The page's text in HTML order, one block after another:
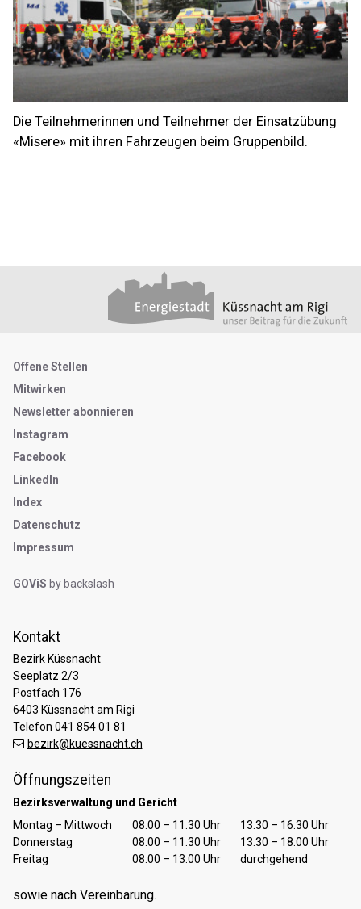
Die Teilnehmerinnen und Teilnehmer der Einsatzübung
«Misere» mit ihren Fahrzeugen beim Gruppenbild.
Kontakt
Bezirk Küssnacht
Seeplatz 2/3
Postfach 176
6403 Küssnacht am Rigi
Telefon 041 854 01 81
bezirk@kuessnacht.ch
Öffnungszeiten
Bezirksverwaltung und Gericht
TagÖffnungszeiten Vormittag Öffnungszeiten Nachmittag
Montag – Mittwoch 08.00 – 11.30 Uhr
13.30 – 16.30 Uhr
Donnerstag
08.00 – 11.30 Uhr
13.30 – 18.00 Uhr
Freitag
08.00 – 13.00 Uhr durchgehend
sowie nach Vereinbarung.
Metanavigation
Offene Stellen
Mitwirken
Newsletter abonnieren
Instagram
Facebook
LinkedIn
Index
Datenschutz
Impressum
GOViS by backslash